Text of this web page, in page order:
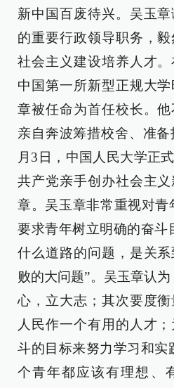
新中国百废待兴。吴玉
的重要行政领导职务，
社会主义建设培养人才
中国第一所新型正规大
章被任命为首任校长。他
亲自奔波筹措校舍、准备
月3日，中国人民大学正
共产党亲手创办社会主
章。吴玉章非常重视对
要求青年树立明确的奋斗
什么道路的问题，是关
败的大问题”。吴玉章认
心，立大志；其次要度衡
人民作一个有用的人才
斗的目标来努力学习和实
个青年都应该有理想、